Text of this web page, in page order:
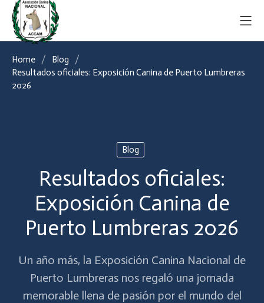
Home
Blog
Resultados oficiales: Exposición Canina de Puerto Lumbreras
2026
Blog
Resultados oficiales:
Exposición Canina de
Puerto Lumbreras 2026
Un año más, la Exposición Canina Nacional de
Puerto Lumbreras nos regaló una jornada
memorable llena de pasión por el mundo del